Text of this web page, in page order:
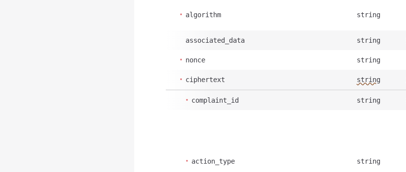
algorithm string
associated_data string
nonce string
ciphertext string
complaint_id string
action_type string